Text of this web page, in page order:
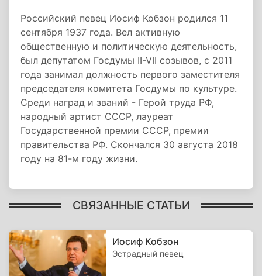
Российский певец Иосиф Кобзон родился 11
сентября 1937 года. Вел активную
общественную и политическую деятельность,
был депутатом Госдумы II-VII созывов, с 2011
года занимал должность первого заместителя
председателя комитета Госдумы по культуре.
Среди наград и званий - Герой труда РФ,
народный артист СССР, лауреат
Государственной премии СССР, премии
правительства РФ. Скончался 30 августа 2018
году на 81-м году жизни.
СВЯЗАННЫЕ СТАТЬИ
Иосиф Кобзон
Эстрадный певец